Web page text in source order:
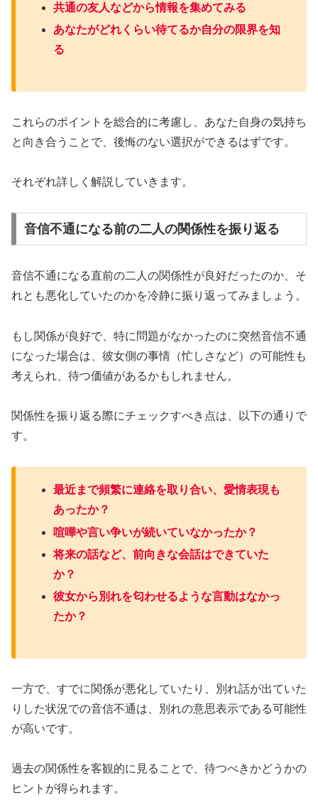
共通の友人などから情報を集めてみる
あなたがどれくらい待てるか自分の限界を知
る
これらのポイントを総合的に考慮し、あなた自身の気持ち
と向き合うことで、後悔のない選択ができるはずです。
それぞれ詳しく解説していきます。
音信不通になる前の二人の関係性を振り返る
音信不通になる直前の二人の関係性が良好だったのか、そ
れとも悪化していたのかを冷静に振り返ってみましょう。
もし関係が良好で、特に問題がなかったのに突然音信不通
になった場合は、彼女側の事情（忙しさなど）の可能性も
考えられ、待つ価値があるかもしれません。
関係性を振り返る際にチェックすべき点は、以下の通りで
す。
最近まで頻繁に連絡を取り合い、愛情表現も
あったか？
喧嘩や言い争いが続いていなかったか？
将来の話など、前向きな会話はできていた
か？
彼女から別れを匂わせるような言動はなかっ
たか？
一方で、すでに関係が悪化していたり、別れ話が出ていた
りした状況での音信不通は、別れの意思表示である可能性
が高いです。
過去の関係性を客観的に見ることで、待つべきかどうかの
ヒントが得られます。